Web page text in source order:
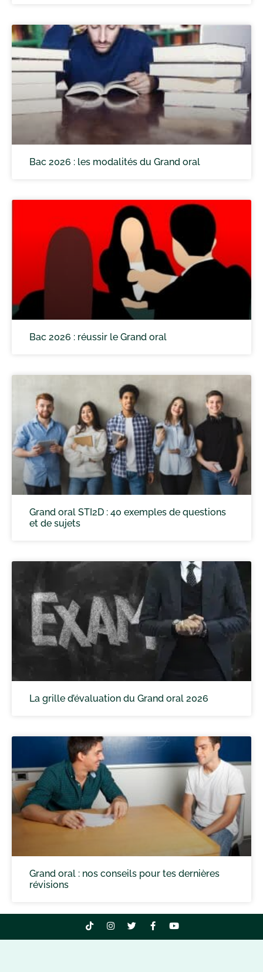
Bac 2026 : les modalités du Grand oral
Bac 2026 : réussir le Grand oral
Grand oral STI2D : 40 exemples de questions
et de sujets
La grille d’évaluation du Grand oral 2026
Grand oral : nos conseils pour tes dernières
révisions